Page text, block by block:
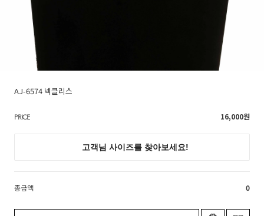
AJ-6574 넥클리스
PRICE 16,000원
총금액 0